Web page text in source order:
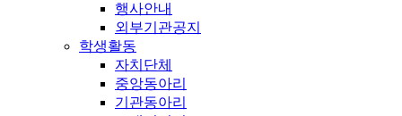
행사안내
외부기관공지
학생활동
자치단체
중앙동아리
기관동아리